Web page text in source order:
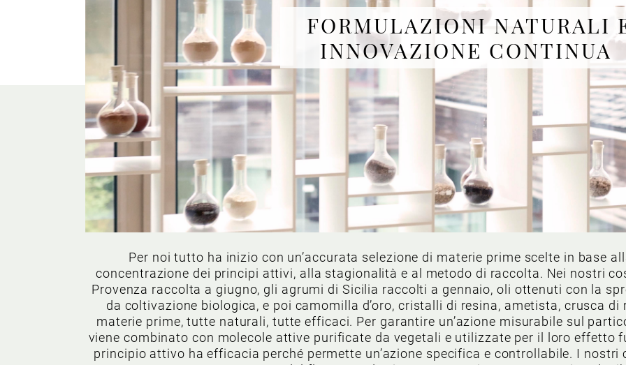
FORMULAZIONI NATURALI
INNOVAZIONE CONTINUA
Per noi tutto ha inizio con un’accurata selezione di materie prime scelte in base
concentrazione dei principi attivi, alla stagionalità e al metodo di raccolta. Nei nostri
Provenza raccolta a giugno, gli agrumi di Sicilia raccolti a gennaio, oli ottenuti con la
da coltivazione biologica, e poi camomilla d’oro, cristalli di resina, ametista, crusca
materie prime, tutte naturali, tutte efficaci. Per garantire un’azione misurabile sul
viene combinato con molecole attive purificate da vegetali e utilizzate per il loro effetto
principio attivo ha efficacia perché permette un’azione specifica e controllabile. I